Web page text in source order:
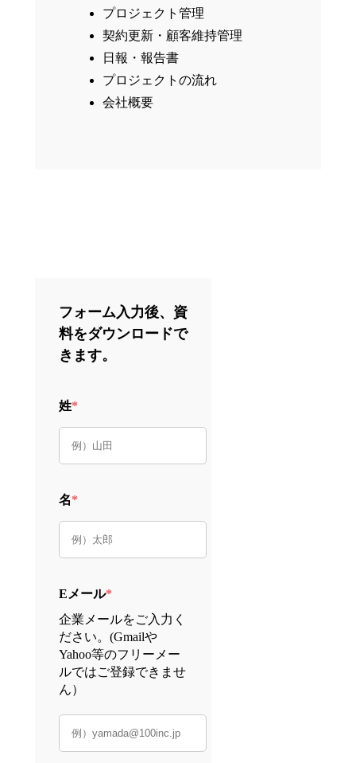
フォーム入力後、資
料をダウンロードで
きます。
姓*
名*
Eメール*
企業メールをご入力く
ださい。(Gmailや
Yahoo等のフリーメー
ルではご登録できませ
ん）
プロジェクト管理
契約更新・顧客維持管理
日報・報告書
プロジェクトの流れ
会社概要